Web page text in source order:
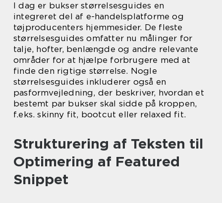
I dag er bukser størrelsesguides en
integreret del af e-handelsplatforme og
tøjproducenters hjemmesider. De fleste
størrelsesguides omfatter nu målinger for
talje, hofter, benlængde og andre relevante
områder for at hjælpe forbrugere med at
finde den rigtige størrelse. Nogle
størrelsesguides inkluderer også en
pasformvejledning, der beskriver, hvordan et
bestemt par bukser skal sidde på kroppen,
f.eks. skinny fit, bootcut eller relaxed fit.
Strukturering af Teksten til
Optimering af Featured
Snippet